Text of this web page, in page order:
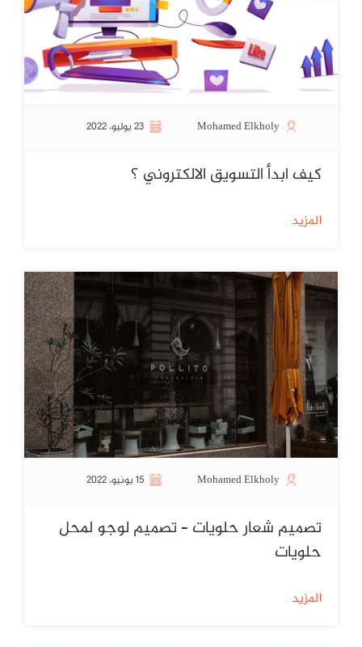
Mohamed Elkholy 23 يوليو، 2022
كيف ابدأ التسويق الالكتروني ؟
المزيد
Mohamed Elkholy 15 يونيو، 2022
تصميم شعار حلويات – تصميم لوجو لمحل
حلويات
المزيد